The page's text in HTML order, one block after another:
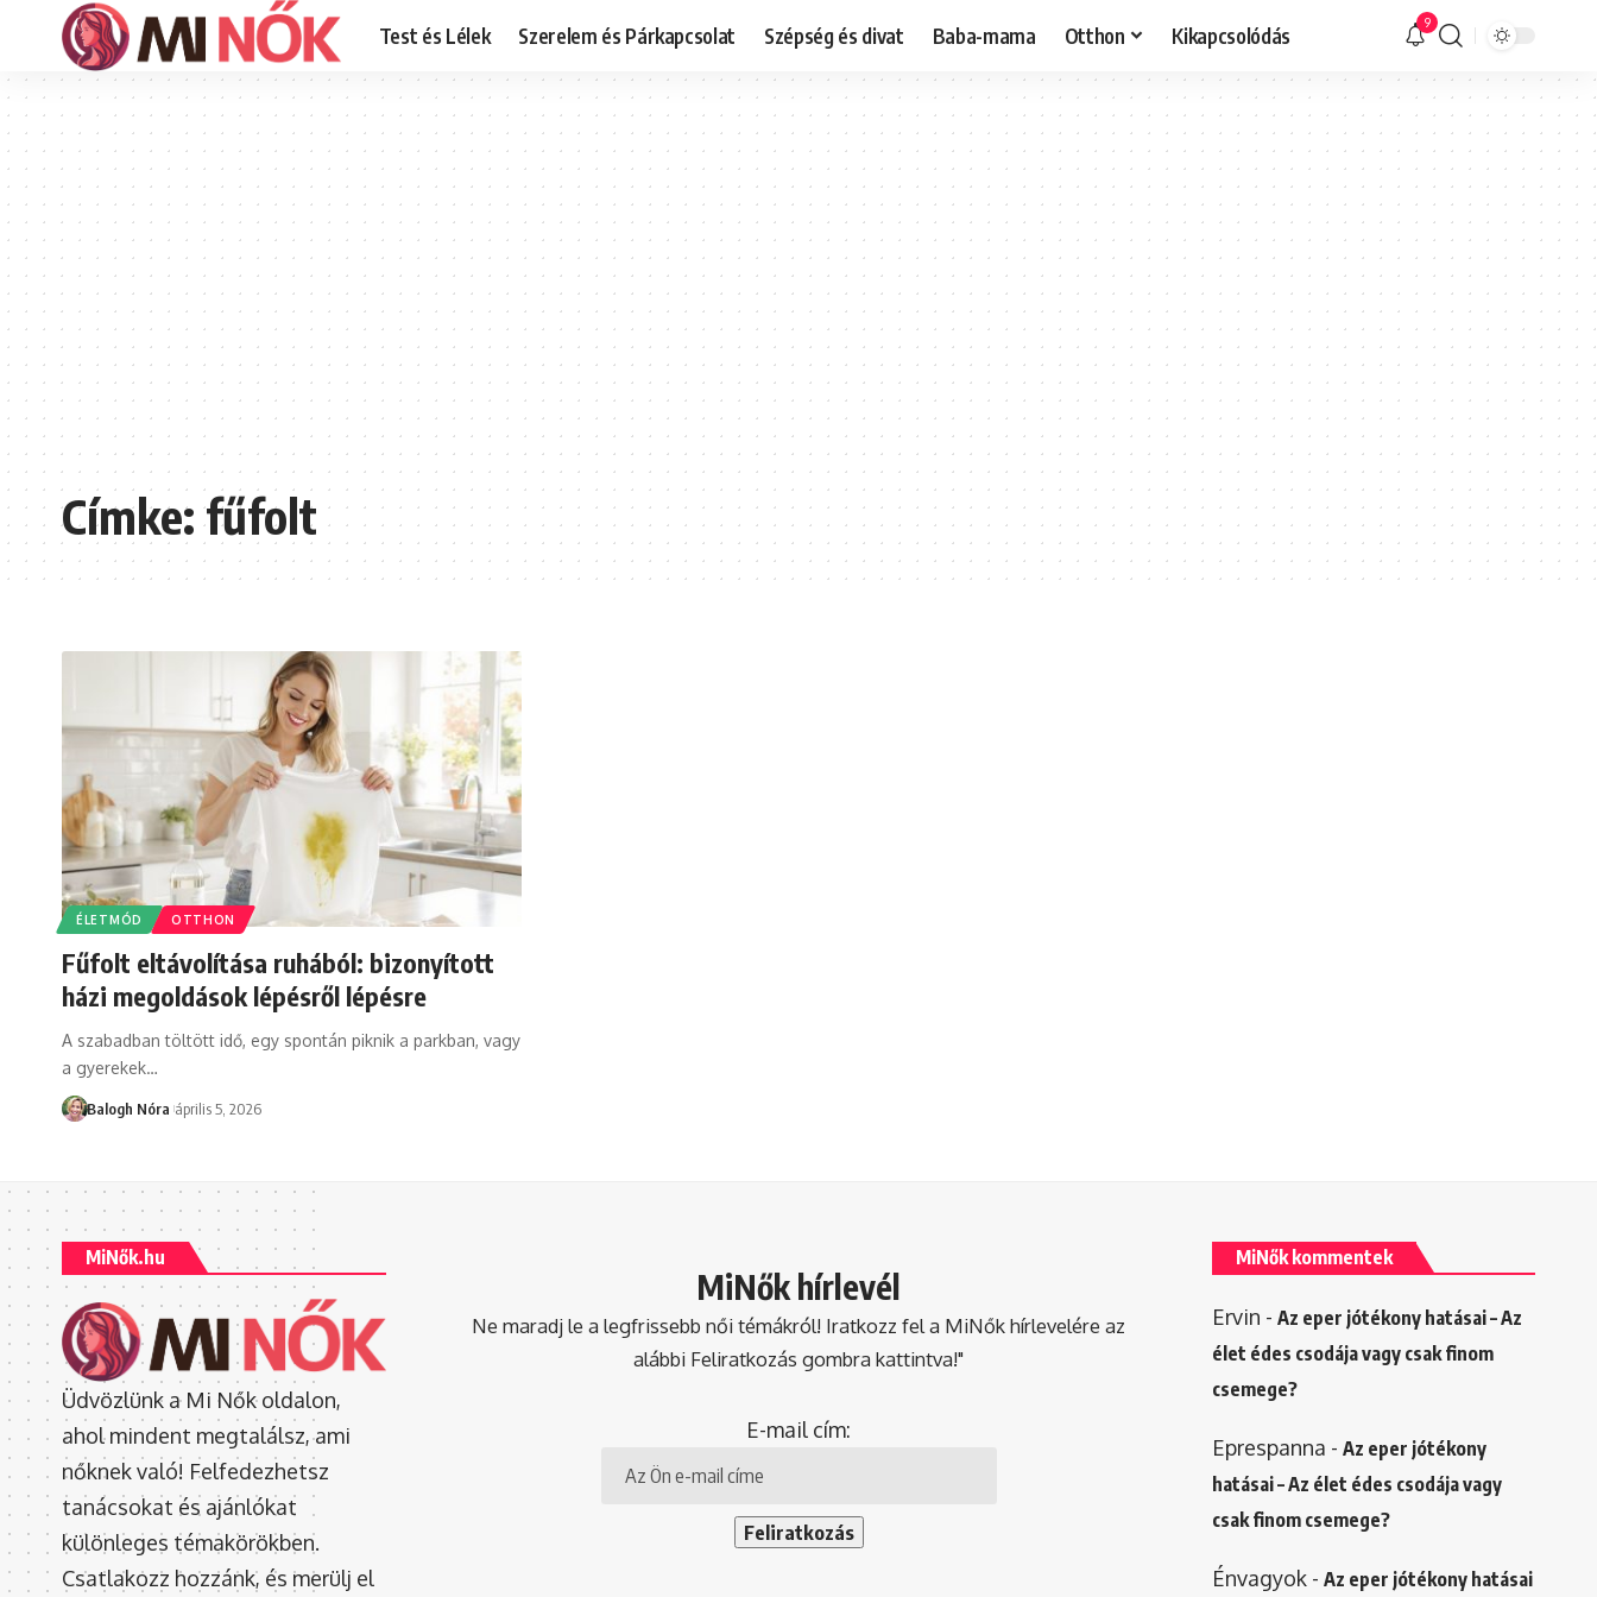
Test és Lélek Szerelem és Párkapcsolat Szépség és divat Baba-mama Otthon Kikapcsolódás 9
Címke:fűfolt
ÉLETMÓD OTTHON
Fűfolt eltávolítása ruhából: bizonyított
házi megoldások lépésről lépésre
A szabadban töltött idő, egy spontán piknik a parkban, vagy
a gyerekek…
Balogh Nóra április 5, 2026
MiNők.hu
Üdvözlünk a Mi Nők oldalon,
ahol mindent megtalálsz, ami
nőknek való! Felfedezhetsz
tanácsokat és ajánlókat
különleges témakörökben.
Csatlakozz hozzánk, és merülj el
MiNők hírlevél
Ne maradj le a legfrissebb női témákról! Iratkozz fel a MiNők hírlevelére az
alábbi Feliratkozás gombra kattintva!"
E-mail cím:
MiNők kommentek
Ervin - Az eper jótékony hatásai – Az
élet édes csodája vagy csak finom
csemege?
Eprespanna - Az eper jótékony
hatásai – Az élet édes csodája vagy
csak finom csemege?
Énvagyok- Az eper jótékony hatásai